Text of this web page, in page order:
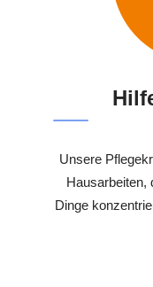
Unsere
Hausarbeiten,
Dinge